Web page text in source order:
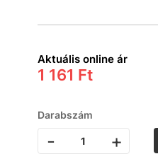
Aktuális online ár
1 161 Ft
Darabszám
- +